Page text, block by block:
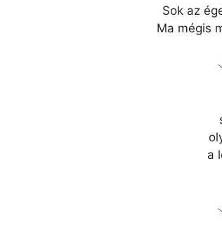
Sok az
Ma mégis
a